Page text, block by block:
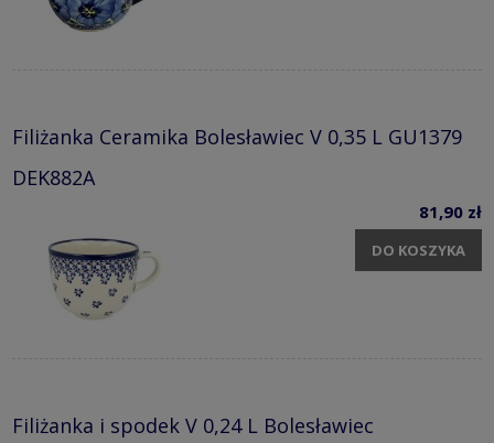
Filiżanka Ceramika Bolesławiec V 0,35 L GU1379
DEK882A
81,90 zł
DO KOSZYKA
Filiżanka i spodek V 0,24 L Bolesławiec